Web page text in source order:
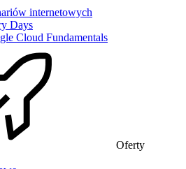
internetowych
Days
Cloud Fundamentals
Oferty